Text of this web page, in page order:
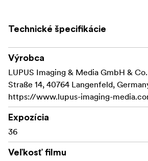
Technické špecifikácie
Výrobca
LUPUS Imaging & Media GmbH &
Straße 14, 40764 Langenfeld,
https://www.lupus-imaging-
Expozícia
36
Veľkosť filmu